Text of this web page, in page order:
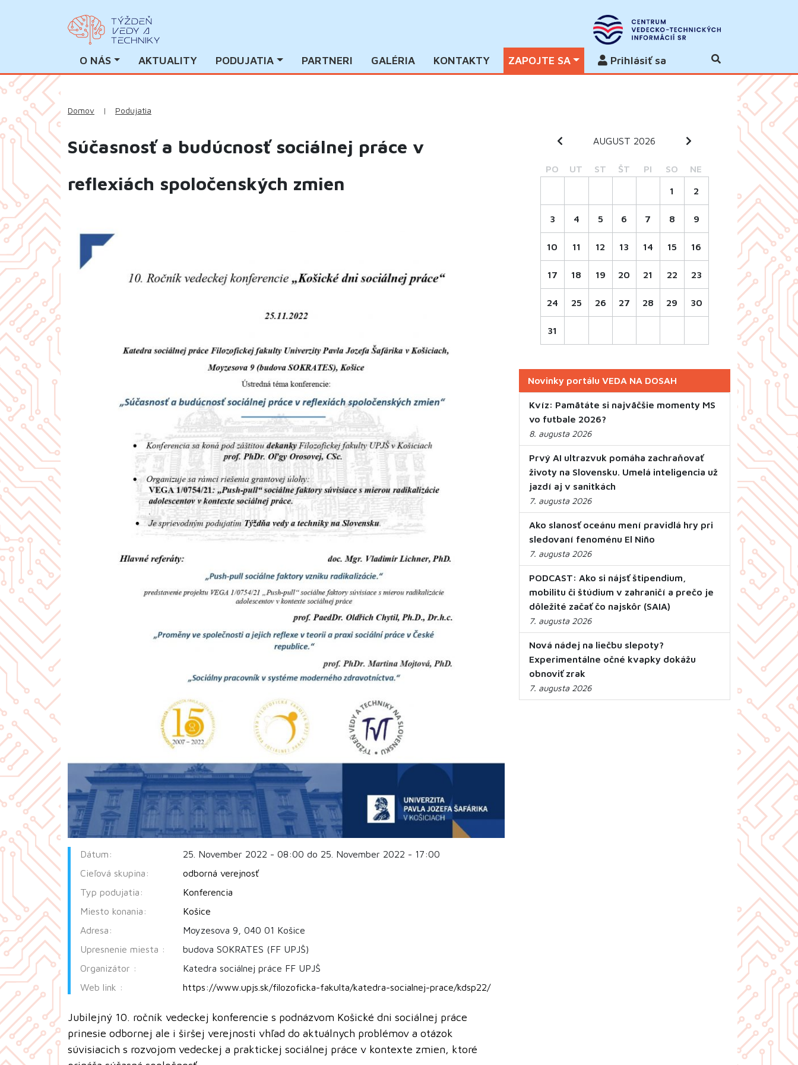
O NÁS AKTUALITY PODUJATIA PARTNERI GALÉRIA KONTAKTY ZAPOJTE SA Prihlásiť sa
Domov | Podujatia
Súčasnosť a budúcnosť sociálnej práce v
reflexiách spoločenských zmien
Dátum:
25. November 2022 - 08:00 do 25. November 2022 - 17:00
Cieľová skupina:
odborná verejnosť
Typ podujatia:
Konferencia
Miesto konania:
Košice
Adresa:
Moyzesova 9, 040 01 Košice
Upresnenie miesta :
budova SOKRATES (FF UPJŠ)
Organizátor :
Katedra sociálnej práce FF UPJŠ
Web link :
https://www.upjs.sk/filozoficka-fakulta/katedra-socialnej-prace/kdsp22/
Jubilejný 10. ročník vedeckej konferencie s podnázvom Košické dni sociálnej práce
prinesie odbornej ale i širšej verejnosti vhľad do aktuálnych problémov a otázok
súvisiacich s rozvojom vedeckej a praktickej sociálnej práce v kontexte zmien, ktoré
AUGUST 2026
PO UT ST ŠT PI SO NE
1 2
3 4 5 6 7 8 9
10 11 12 13 14 15 16
17 18 19 20 21 22 23
24 25 26 27 28 29 30
31
Novinky portálu VEDA NA DOSAH
Kvíz: Pamätáte si najväčšie momenty MS
vo futbale 2026?
8. augusta 2026
Prvý AI ultrazvuk pomáha zachraňovať
životy na Slovensku. Umelá inteligencia už
jazdí aj v sanitkách
7. augusta 2026
Ako slanosť oceánu mení pravidlá hry pri
sledovaní fenoménu El Niño
7. augusta 2026
PODCAST: Ako si nájsť štipendium,
mobilitu či štúdium v zahraničí a prečo je
dôležité začať čo najskôr (SAIA)
7. augusta 2026
Nová nádej na liečbu slepoty?
Experimentálne očné kvapky dokážu
obnoviť zrak
7. augusta 2026